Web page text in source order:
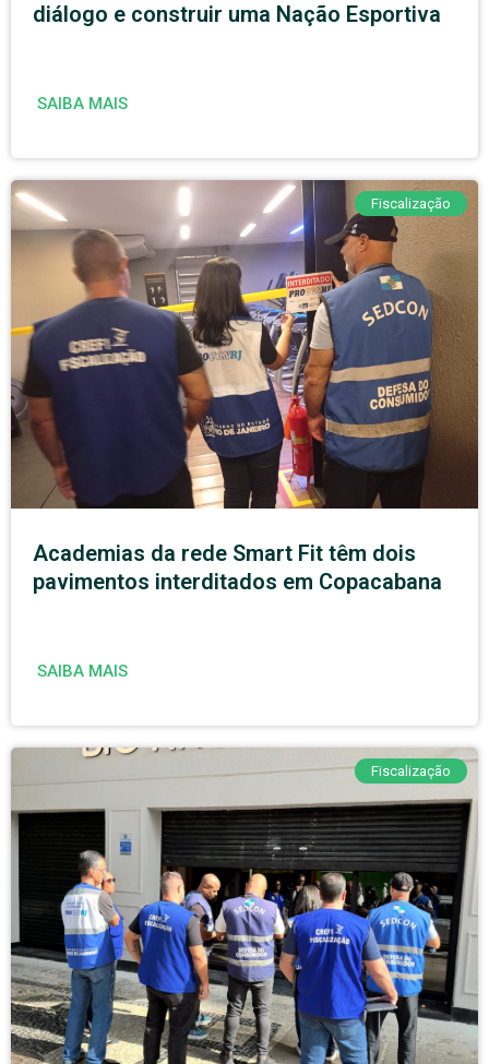
diálogo e construir uma Nação Esportiva
SAIBA MAIS
Fiscalização
Academias da rede Smart Fit têm dois
pavimentos interditados em Copacabana
SAIBA MAIS
Fiscalização